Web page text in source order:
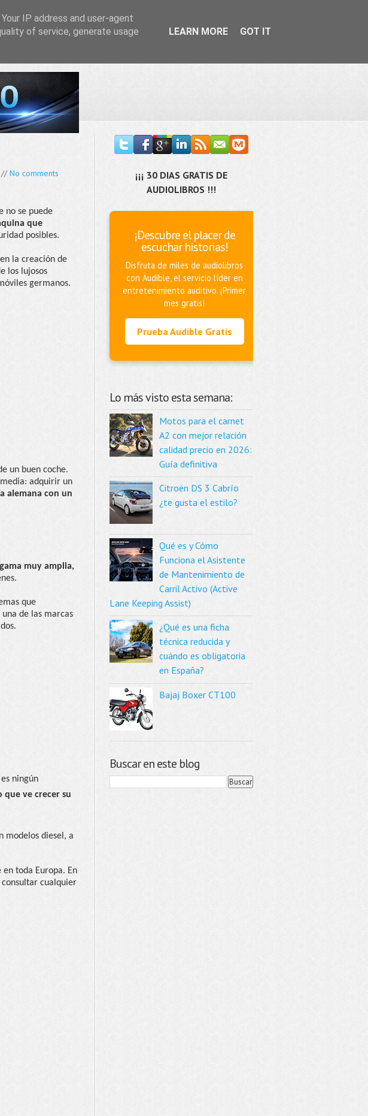
//No comments
no se puede
que
posibles.
la creación de
los lujosos
germanos.
un buen coche.
adquirir un
alemana con un
muy amplia,
que
de las marcas
ningún
ve crecer su
modelos diesel, a
toda Europa. En
consultar cualquier
¡¡¡ 30 DIAS GRATIS DE
AUDIOLIBROS !!!
¡Descubre el placer de
escuchar historias!
Disfruta de miles de audiolibros
con Audible, el servicio líder en
entretenimiento auditivo. ¡Primer
mes gratis!
Prueba Audible Gratis
Lo más visto esta semana:
Motos para el carnet
A2 con mejor relación
calidad precio en 2026:
Guía definitiva
Citroën DS 3 Cabrío
¿te gusta el estilo?
Qué es y Cómo
Funciona el Asistente
de Mantenimiento de
Carril Activo (Active
Lane Keeping Assist)
¿Qué es una ficha
técnica reducida y
cuándo es obligatoria
en España?
Bajaj Boxer CT100
Buscar en este blog
IP address and user-agent
of service, generate usage
LEARN MORE GOT IT